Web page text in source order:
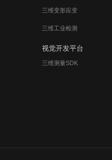
三维变形应变
三维工业检测
视觉开发平台
三维测量SDK